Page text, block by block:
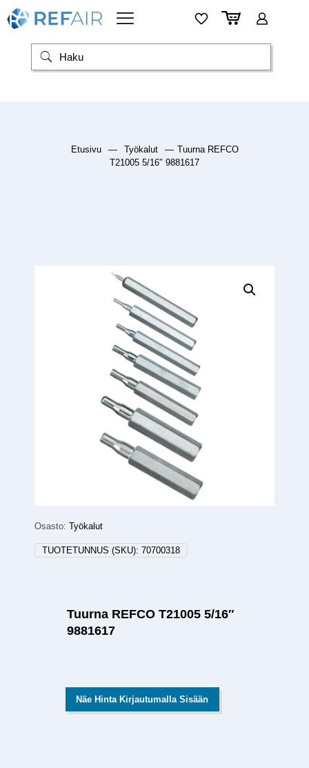
Etusivu — Työkalut — Tuurna REFCO
T21005 5/16″ 9881617
Osasto: Työkalut
TUOTETUNNUS (SKU): 70700318
Tuurna REFCO T21005 5/16″
9881617
Näe Hinta Kirjautumalla Sisään